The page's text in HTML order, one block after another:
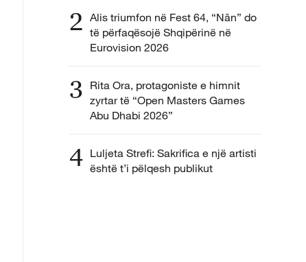
2 Alis triumfon në Fest 64, “Nân” do
të përfaqësojë Shqipërinë në
Eurovision 2026
3 Rita Ora, protagoniste e himnit
zyrtar të “Open Masters Games
Abu Dhabi 2026”
4 Luljeta Strefi: Sakrifica e një artisti
është t’i pëlqesh publikut